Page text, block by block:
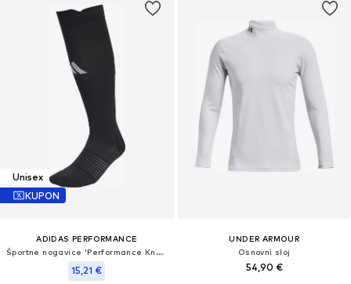
Unisex
KUPON
ADIDAS PERFORMANCE
Športne nogavice 'Performance Knee+ 1 Pair'
15,21 €
UNDER ARMOUR
Osnovni sloj
54,90 €